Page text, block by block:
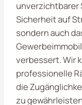
unverzichtbarer
Sicherheit auf
sondern auch
verbessert. Wir
professionelle
die
zu